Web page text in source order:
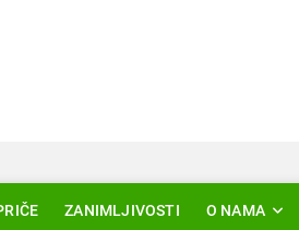
ZANIMLJIVOSTI O NAMA